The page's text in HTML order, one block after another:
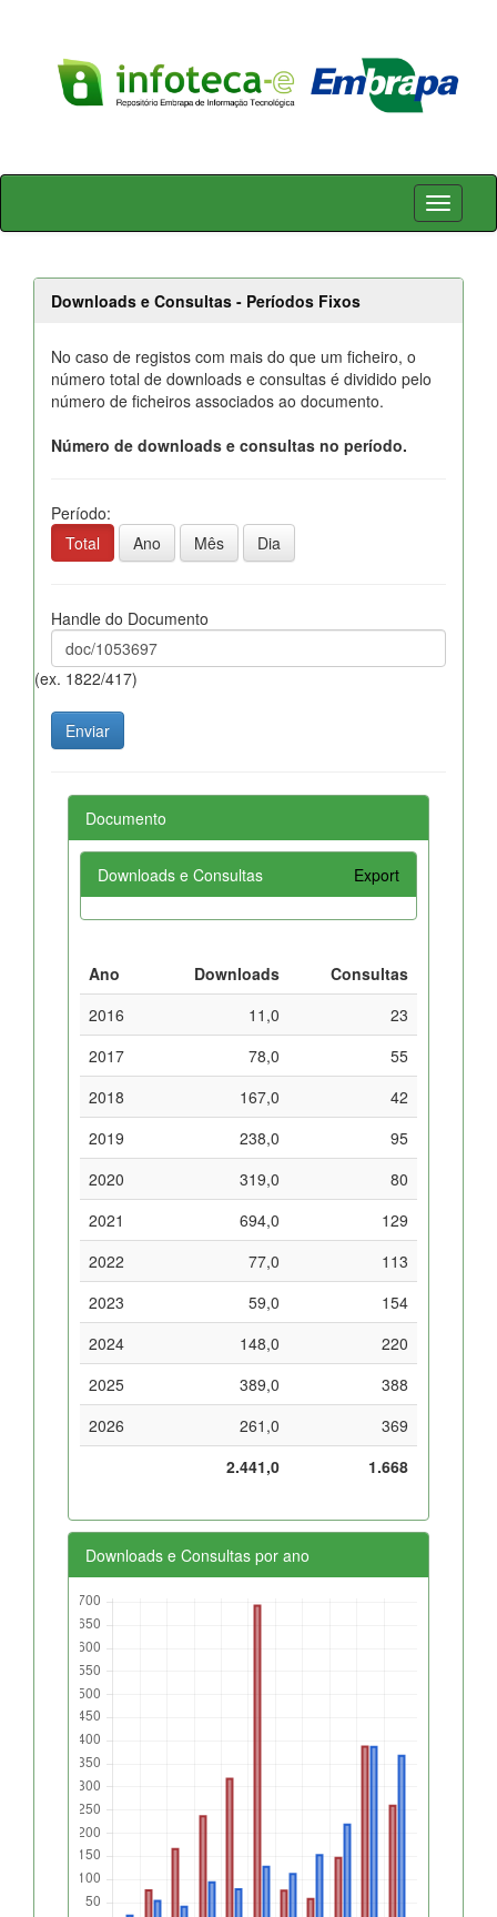
Skip
Downloads e Consultas - Períodos Fixos
No caso de registos com mais do que um ficheiro, o
número total de downloads e consultas é dividido pelo
número de ficheiros associados ao documento.
Número de downloads e consultas no período.
Período:
Total
Ano Mês Dia
Handle do Documento
(ex. 1822/417)
Documento
Downloads e Consultas Export
Ano Downloads
Consultas
2016
11,0
23
2017
78,0
55
2018
167,0
42
2019
238,0
95
2020
319,0
80
2021
694,0
129
2022
77,0
113
2023
59,0
154
2024
148,0
220
2025
389,0
388
2026
261,0
369
2.441,0
1.668
Downloads e Consultas por ano